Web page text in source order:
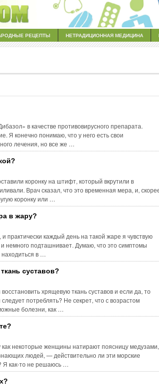
РЕЦЕПТЫ НЕТРАДИЦИОННАЯ МЕДИЦИНА
в качестве противовирусного препарата.
Я конечно понимаю, что у него есть свои
лечения, но все же …
коронку на штифт, который вкрутили в
Врач сказал, что это временная мера, и,
коронку или …
в жару?
практически каждый день на такой жаре я чувствую
немного подташнивает. Думаю, что это симптомы
в …
суставов?
хрящевую ткань суставов и если да, то
потреблять? Не секрет, что с возрастом
болезни, как …
некоторые женщины натирают поясницу медузами,
людей, — действительно ли эти морские
Я как-то не решаюсь …